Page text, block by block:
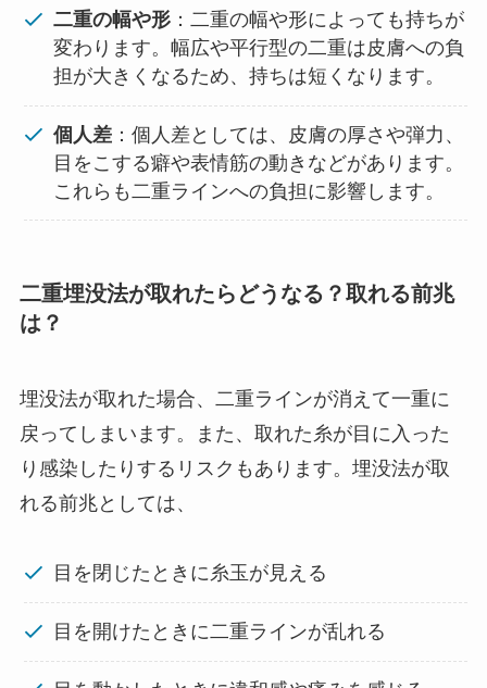
二重の幅や形 ：二重の幅や形によっても持ちが
変わります。幅広や平行型の二重は皮膚への負
担が大きくなるため、持ちは短くなります。
個人差 ：個人差としては、皮膚の厚さや弾力、
目をこする癖や表情筋の動きなどがあります。
これらも二重ラインへの負担に影響します。
二重埋没法が取れたらどうなる？取れる前兆
は？
埋没法が取れた場合、二重ラインが消えて一重に
戻ってしまいます。また、取れた糸が目に入った
り感染したりするリスクもあります。埋没法が取
れる前兆としては、
目を閉じたときに糸玉が見える
目を開けたときに二重ラインが乱れる